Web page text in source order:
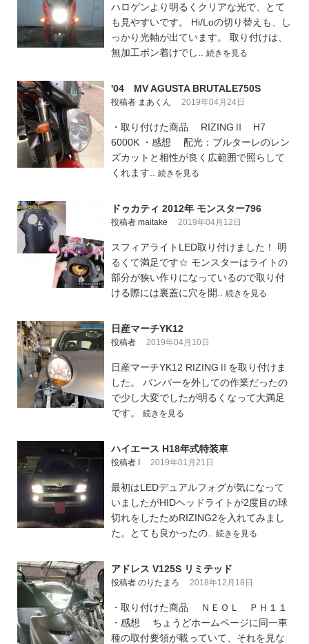
ハロゲンより明るくクリアな光で、とて
も見やすいです。 Hi/Loの切り替えも、し
っかり光軸が出ています。 取り付けは、
無加工ポン着けでし.. 続きを見る
'04 MV AGUSTA BRUTALE750S
投稿者 まあくん 2019年04月24日
・取り付けた商品 RIZINGⅡ H7
6000K ・感想 配光：ブルターレのレン
ズカットと相性が良く広範囲で照らして
くれます.. 続きを見る
ドゥカティ 2012年 モンスター796
投稿者 maitake 2019年04月12日
スフィアライトLED取り付けました！ 明
るくて満足です☆ モンスターはライトの
部分が狭い作りになっているので取り付
ける際には裏蓋に穴を開.. 続きを見る
日産マーチYK12
投稿者 2019年04月10日
日産マーチYK12 RIZINGⅡを取り付けま
した。 バンパーを外しての作業だったの
で少し大変でしたが明るくなって大満足
です。 続きを見る
ハイエース H18年式特装車
投稿者 I 2019年01月21日
最初はLEDデュアルフォグが気になって
いましたがHIDヘッドライトが2度目の球
切れをしたためRIZING2を入れてみまし
た。とても良かったの.. 続きを見る
アドレス V125S リミテッド
投稿者 のりたまろ 2018年12月18日
・取り付けた商品 ＮＥＯＬ ＰＨ１１
・感想 ちょうどホームページに同一車
種の取付要領が載っていて、それを見な